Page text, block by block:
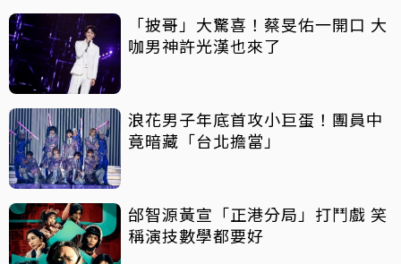
「披哥」大驚喜！蔡旻佑一開口 大
咖男神許光漢也來了
浪花男子年底首攻小巨蛋！團員中
竟暗藏「台北擔當」
邰智源黃宣「正港分局」打鬥戲 笑
稱演技數學都要好